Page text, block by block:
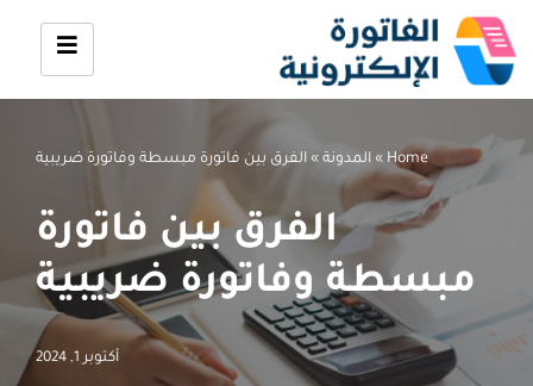
تخطى
Home
» المدونة » الفرق بين فاتورة مبسطة وفاتورة ضريبية
الفرق بين فاتورة
مبسطة وفاتورة ضريبية
أكتوبر 1, 2024